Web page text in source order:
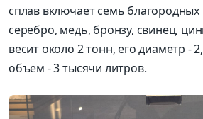
сплав включает семь благородных
серебро, медь, бронзу, свинец,
весит около 2 тонн, его диаметр -
объем - 3 тысячи литров.